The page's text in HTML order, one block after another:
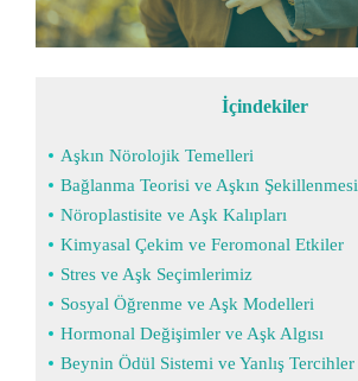
İçindekiler
Aşkın Nörolojik Temelleri
Bağlanma Teorisi ve Aşkın Şekillenmesi
Nöroplastisite ve Aşk Kalıpları
Kimyasal Çekim ve Feromonal Etkiler
Stres ve Aşk Seçimlerimiz
Sosyal Öğrenme ve Aşk Modelleri
Hormonal Değişimler ve Aşk Algısı
Beynin Ödül Sistemi ve Yanlış Tercihler